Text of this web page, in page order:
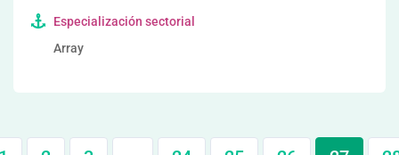
Especialización sectorial
Array